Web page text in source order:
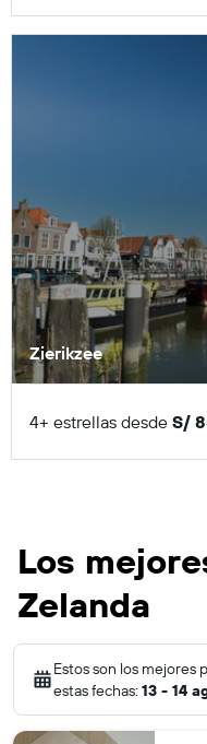
Zierikzee
4+ estrellas desde S/
Los
Zelanda
Estos son los mejores
estas fechas: 13 - 14